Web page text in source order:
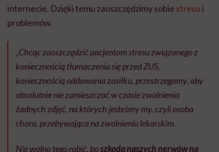
internecie. Dzięki temu zaoszczędzimy sobie stresui
problemów.
„Chcąc zaoszczędzić pacjentom stresu związanego z
koniecznością tłumaczenia się przed ZUS,
koniecznością oddawania zasiłku, przestrzegamy, aby
absolutnie nie zamieszczać w czasie zwolnienia
żadnych zdjęć, na których jesteśmy my, czyli osoba
chora, przebywająca na zwolnieniu lekarskim.
Nie wolno tego robić, boszkoda naszych nerwów na